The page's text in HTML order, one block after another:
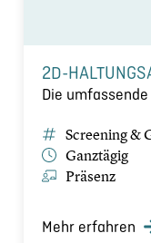
2D-
Die
Screening &
Ganztägig
Präsenz
Mehr erfahren